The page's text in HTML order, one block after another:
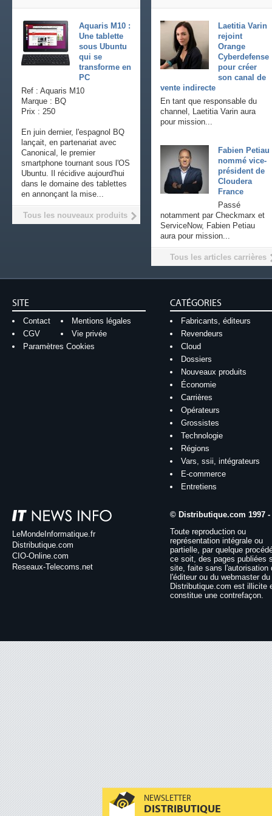
NEWSLETTER
DISTRIBUTIQUE
Laetitia Varin
rejoint
Orange
Cyberdefense
pour créer
son canal de
vente indirecte
En tant que responsable du
channel, Laetitia Varin aura
pour mission...
Fabien Petiau
nommé vice-
président de
Cloudera
France
Passé
notamment par Checkmarx et
ServiceNow, Fabien Petiau
aura pour mission...
Tous les articles carrières
Aquaris M10 :
Une tablette
sous Ubuntu
qui se
transforme en
PC
Ref : Aquaris M10
Marque : BQ
Prix : 250
En juin dernier, l'espagnol BQ
lançait, en partenariat avec
Canonical, le premier
smartphone tournant sous l'OS
Ubuntu. Il récidive aujourd'hui
dans le domaine des tablettes
en annonçant la mise...
Tous les nouveaux produits
SITE
Contact
Mentions légales
CGV
Vie privée
Paramètres Cookies
CATÉGORIES
Fabricants, éditeurs
Revendeurs
Cloud
Dossiers
Nouveaux produits
Économie
Carrières
Opérateurs
Grossistes
Technologie
Régions
Vars, ssii, intégrateurs
E-commerce
Entretiens
LeMondeInformatique.fr
Distributique.com
CIO-Online.com
Reseaux-Telecoms.net
© Distributique.com 1997 -
Toute reproduction ou
représentation intégrale ou
partielle, par quelque
ce soit, des pages publiées
site, faite sans l'autorisation
l'éditeur ou du webmaster
Distributique.com est illicite
constitue une contrefaçon.